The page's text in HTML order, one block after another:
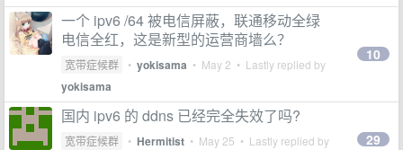
一个 ipv6 /64 被电信屏蔽，联通移动全绿
电信全红，这是新型的运营商墙么？
宽带症候群 • yokisama • May 2 • Lastly replied by
yokisama
10
国内 ipv6 的 ddns 已经完全失效了吗?
宽带症候群 • Hermitist • May 25 • Lastly replied by 29